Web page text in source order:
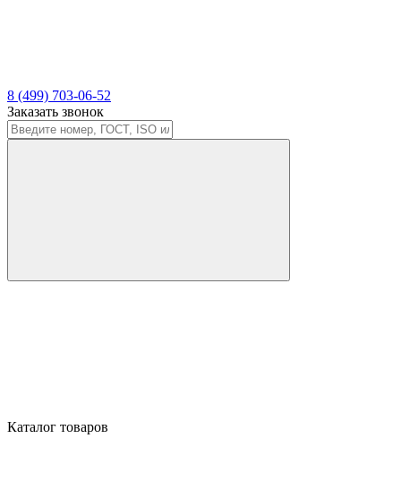
8 (499) 703-06-52
Заказать звонок
Каталог товаров